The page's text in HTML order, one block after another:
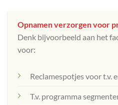
Opnamen verzorgen voor
Denk bijvoorbeeld aan het
voor:
Reclamespotjes voor t.v.
T.v. programma